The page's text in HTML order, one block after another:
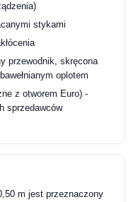
stykami
przewodnik, skręcona
oplotem
z otworem Euro) -
sprzedawców
m jest przeznaczony